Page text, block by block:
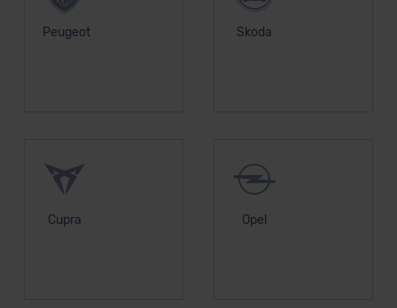
Peugeot Skoda
Cupra Opel